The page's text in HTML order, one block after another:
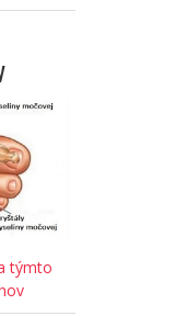
týmto